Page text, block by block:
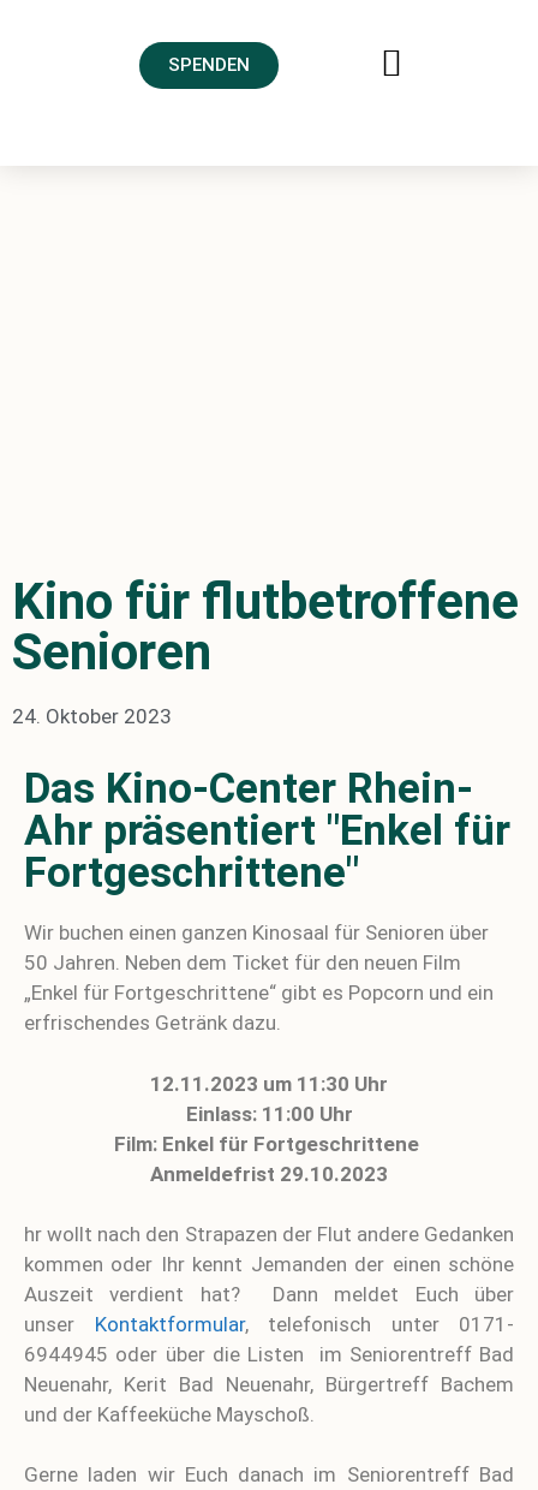
SPENDEN
Kino für flutbetroffene
Senioren
24. Oktober 2023
Das Kino-Center Rhein-
Ahr präsentiert "Enkel für
Fortgeschrittene"
Wir buchen einen ganzen Kinosaal für Senioren über
50 Jahren. Neben dem Ticket für den neuen Film
„Enkel für Fortgeschrittene“ gibt es Popcorn und ein
erfrischendes Getränk dazu.
12.11.2023 um 11:30 Uhr
Einlass: 11:00 Uhr
Film: Enkel für Fortgeschrittene
Anmeldefrist 29.10.2023
hr wollt nach den Strapazen der Flut andere Gedanken
kommen oder Ihr kennt Jemanden der einen schöne
Auszeit verdient hat? Dann meldet Euch über
unser Kontaktformular, telefonisch unter 0171-
6944945 oder über die Listen im Seniorentreff Bad
Neuenahr, Kerit Bad Neuenahr, Bürgertreff Bachem
und der Kaffeeküche Mayschoß.
Gerne laden wir Euch danach im Seniorentreff Bad